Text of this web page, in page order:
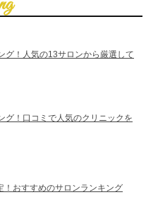
グ！人気の13サロンから厳選して
グ！口コミで人気のクリニックを
！おすすめのサロンランキング